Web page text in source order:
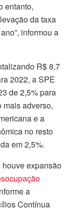
entanto,
da taxa
informou a
R$ 8,7
2022, a SPE
de 2,5% para
mais adverso,
e a
no resto
em 2,5%.
expansão
a
Contínua